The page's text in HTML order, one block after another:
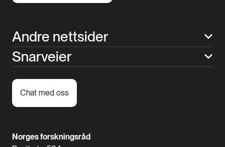
Andre nettsider
Snarveier
Chat med oss
Norges forskningsråd